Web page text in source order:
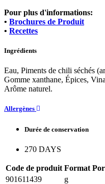
Pour plus d'informations:
• Brochures de Produit
• Recettes
Ingrédients
Eau, Piments de chili séchés
Gomme xanthane, Épices,
Arôme naturel.
Allergènes
Durée de conservation
270 DAYS
Code de produit Format
901611439
g